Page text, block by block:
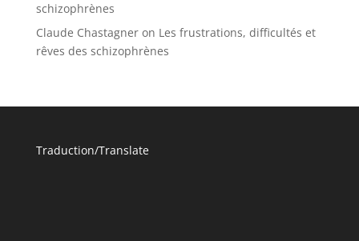
schizophrènes
Claude Chastagneron Les frustrations, difficultés et
rêves des schizophrènes
Traduction/Translate